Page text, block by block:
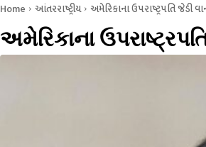
Home આંતરરાષ્ટ્રીય અમેરિકાના ઉપરાષ્ટ્રપતિ જેડી
અમેરિકાના